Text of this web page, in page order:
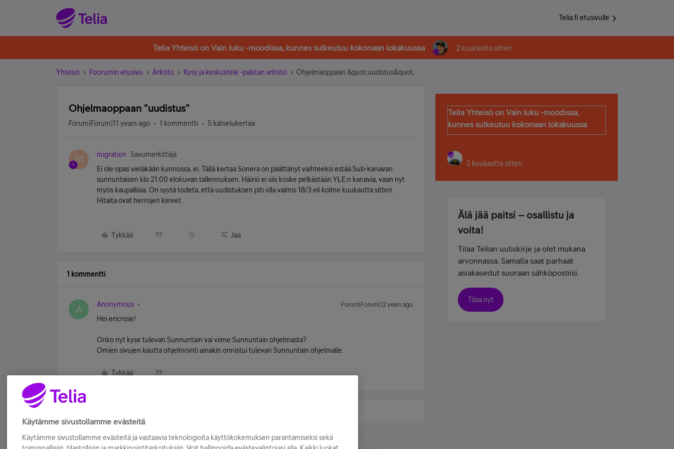
Telia.fi etusivulle
Telia Yhteisö on Vain luku -moodissa, kunnes sulkeutuu kokonaan lokakuussa 2 kuukautta sitten
Yhteisö Foorumin etusivu Arkisto Kysy ja keskustele -palstan arkisto Ohjelmaoppaan &quot;uudistus&quot;
Ohjelmaoppaan "uudistus"
Forum|Forum|11 years ago 1 kommentti 5 katselukertaa
M migration
Savumerkittäjä
Ei ole opas vieläkään kunnossa, ei. Tällä kertaa Sonera on päättänyt vaihteeksi estää Sub-kanavan
sunnuntaisen klo 21:00 elokuvan tallennuksen. Häiriö ei siis koske pelkästään YLE:n kanavia, vaan nyt
myös kaupallisia. On syytä todeta, että uudistuksen piti olla valmis 18/3 eli kolme kuukautta sitten.
Hitaita ovat herrojen kiireet.
Tykkää Jaa
1 kommentti
A Anonymous Forum|Forum|12 years ago
Hei ericrose!
Onko nyt kyse tulevan Sunnuntain vai viime Sunnuntain ohjelmasta?
Omien sivujen kautta ohjelmointi ainakin onnistui tulevan Sunnuntain ohjelmalle.
Tykkää
Telia Yhteisö on Vain luku -moodissa,
kunnes sulkeutuu kokonaan lokakuussa
2 kuukautta sitten
Älä jää paitsi – osallistu ja
voita!
Tilaa Telian uutiskirje ja olet mukana
arvonnassa. Samalla saat parhaat
asiakasedut suoraan sähköpostiisi.
Tilaa nyt
Käytämme sivustollamme evästeitä
Käytämme sivustollamme evästeitä ja vastaavia teknologioita käyttökokemuksen parantamiseksi sekä